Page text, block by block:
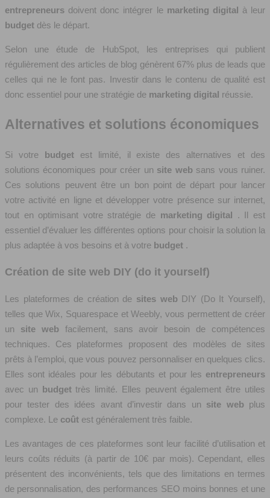
entrepreneurs doivent donc intégrer le marketing digital à leur
budget dès le départ.
Selon une étude de HubSpot, les entreprises qui publient
régulièrement des articles de blog génèrent 67% plus de leads que
celles qui ne le font pas. Investir dans le contenu de qualité est
donc essentiel pour une stratégie de marketing digital réussie.
Alternatives et solutions économiques
Si votre budget est limité, il existe des alternatives et des
solutions économiques pour créer un site web sans vous ruiner.
Ces solutions peuvent être un bon point de départ pour lancer
votre activité en ligne et développer votre présence sur internet,
tout en optimisant votre stratégie de marketing digital . Il est
essentiel d’évaluer les différentes options pour choisir la solution la
plus adaptée à vos besoins et à votre budget .
Création de site web DIY (do it yourself)
Les plateformes de création de sites web DIY (Do It Yourself),
telles que Wix, Squarespace et Weebly, vous permettent de créer
un site web facilement, sans avoir besoin de compétences
techniques. Ces plateformes proposent des modèles de sites
prêts à l’emploi, que vous pouvez personnaliser en quelques clics.
Elles sont idéales pour les débutants et pour les entrepreneurs
avec un budgettrès limité. Elles peuvent également être utiles
pour tester des idées avant d’investir dans un site web plus
complexe. Le coût est généralement très faible.
Les avantages de ces plateformes sont leur facilité d’utilisation et
leurs coûts réduits (à partir de 10€ par mois). Cependant, elles
présentent des inconvénients, tels que des limitations en termes
de personnalisation, des performances SEO moins bonnes et une